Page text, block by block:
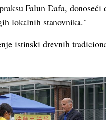
Falun Dafa,
lokalnih stanovnika."
istinski drevnih